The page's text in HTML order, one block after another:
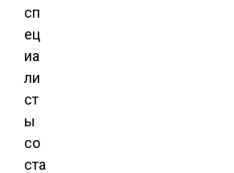
сп
ец
иа
ли
ст
ы
со
ста